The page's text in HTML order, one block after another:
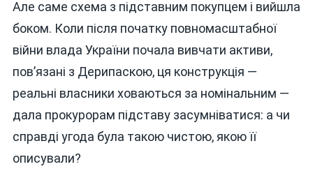
Але саме схема з підставним покупцем і вийшла
боком. Коли після початку повномасштабної
війни влада України почала вивчати активи,
пов’язані з Дерипаскою, ця конструкція —
реальні власники ховаються за номінальним —
дала прокурорам підставу засумніватися: а чи
справді угода була такою чистою, якою її
описували?